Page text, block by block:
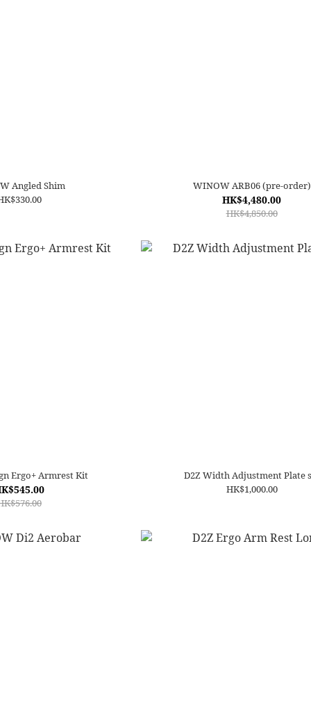
Angled Shim
WINOW ARB06 (pre-order)
HK$4,480.00
HK$4,850.00
Ergo+ Armrest Kit
D2Z Width Adjustment Plate
HK$1,000.00